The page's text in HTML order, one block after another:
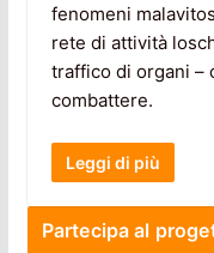
fenomeni
rete di attività
traffico di organi –
combattere.
Leggi di più
Partecipa al